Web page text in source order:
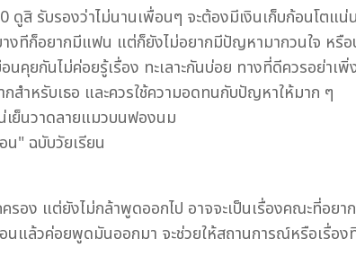
ดูสิ รับรองว่าไม่นานเพื่อนๆ จะต้องมีเงินเก็บก้อนโตแน่
งทีก็อยากมีแฟน แต่ก็ยังไม่อยากมีปัญหามากวนใจ หรือ
คุยกันไม่ค่อยรู้เรื่อง ทะเลาะกันบ่อย ทางที่ดีควรอย่าเ
กสำหรับเธอ และควรใช้ความอดทนกับปัญหาให้มาก ๆ
เย็นวาดลายแมวบนฟองนม
ง แต่ยังไม่กล้าพูดออกไป อาจจะเป็นเรื่องคณะที่อยา
แล้วค่อยพูดมันออกมา จะช่วยให้สถานการณ์หรือเรื่อง